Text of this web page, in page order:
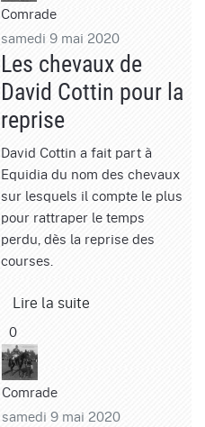
Comrade
samedi 9 mai 2020
Les chevaux de
David Cottin pour la
reprise
David Cottin a fait part à
Equidia du nom des chevaux
sur lesquels il compte le plus
pour rattraper le temps
perdu, dès la reprise des
courses.
Lire la suite
0
Comrade
samedi 9 mai 2020